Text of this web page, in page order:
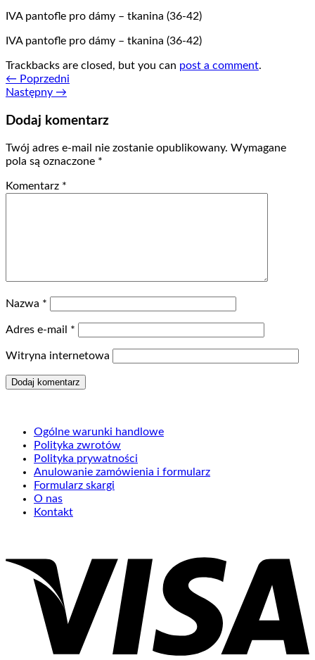
IVA pantofle pro dámy – tkanina (36-42)
IVA pantofle pro dámy – tkanina (36-42)
Trackbacks are closed, but you can post a comment.
← Poprzedni
Następny →
Dodaj komentarz
Twój adres e-mail nie zostanie opublikowany. Wymagane
pola są oznaczone *
Komentarz *
Nazwa *
Adres e-mail *
Witryna internetowa
Ogólne warunki handlowe
Polityka zwrotów
Polityka prywatności
Anulowanie zamówienia i formularz
Formularz skargi
O nas
Kontakt